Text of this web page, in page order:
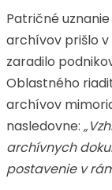
Patričné
archívov prišlo v
zaradilo
Oblastného
archívov
nasledovne:
archívnych
postavenie v